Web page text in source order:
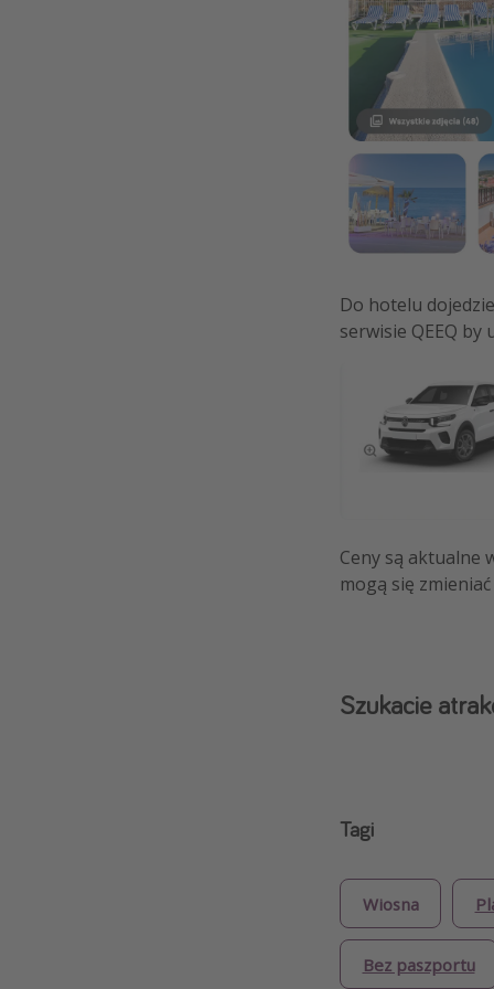
Do hotelu
serwisie QEEQ by
Ceny są aktualne
mogą się
Szukacie
Tagi
Wiosna
Bez paszportu